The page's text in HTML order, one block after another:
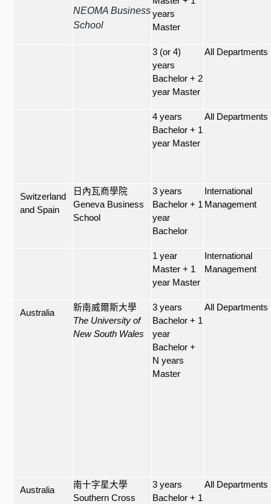
NEOMA Business
School
years
Master
3 (or 4)
years
Bachelor + 2
year Master
All Departments
4 years
Bachelor + 1
year Master
All Departments
Switzerland
and Spain
日內瓦商學院
Geneva Business
School
3 years
Bachelor + 1
year
Bachelor
International
Management
1 year
Master + 1
year Master
International
Management
Australia
新南威爾斯大學
The University of
New South Wales
3 years
Bachelor + 1
year
Bachelor +
N years
Master
All Departments
Australia
南十字星大學
Southern Cross
3 years
Bachelor + 1
All Departments